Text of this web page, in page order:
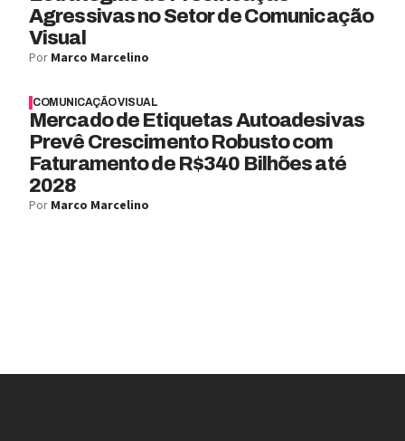
Agressivas no Setor de Comunicação
Visual
Por Marco Marcelino
COMUNICAÇÃO VISUAL
Mercado de Etiquetas Autoadesivas
Prevê Crescimento Robusto com
Faturamento de R$340 Bilhões até
2028
Por Marco Marcelino